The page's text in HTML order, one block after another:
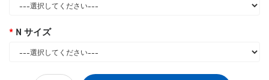
N サイズ